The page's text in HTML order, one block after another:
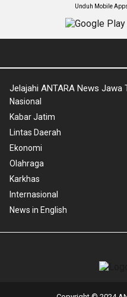
Unduh Mobile
Jelajahi ANTARA News Jawa
Nasional
Kabar Jatim
Lintas Daerah
Ekonomi
Olahraga
Karkhas
Internasional
News in English